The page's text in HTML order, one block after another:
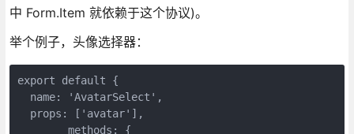
中 Form.Item 就依赖于这个协议)。
举个例子，头像选择器：
export default {
  name: 'AvatarSelect',
  props: ['avatar'],